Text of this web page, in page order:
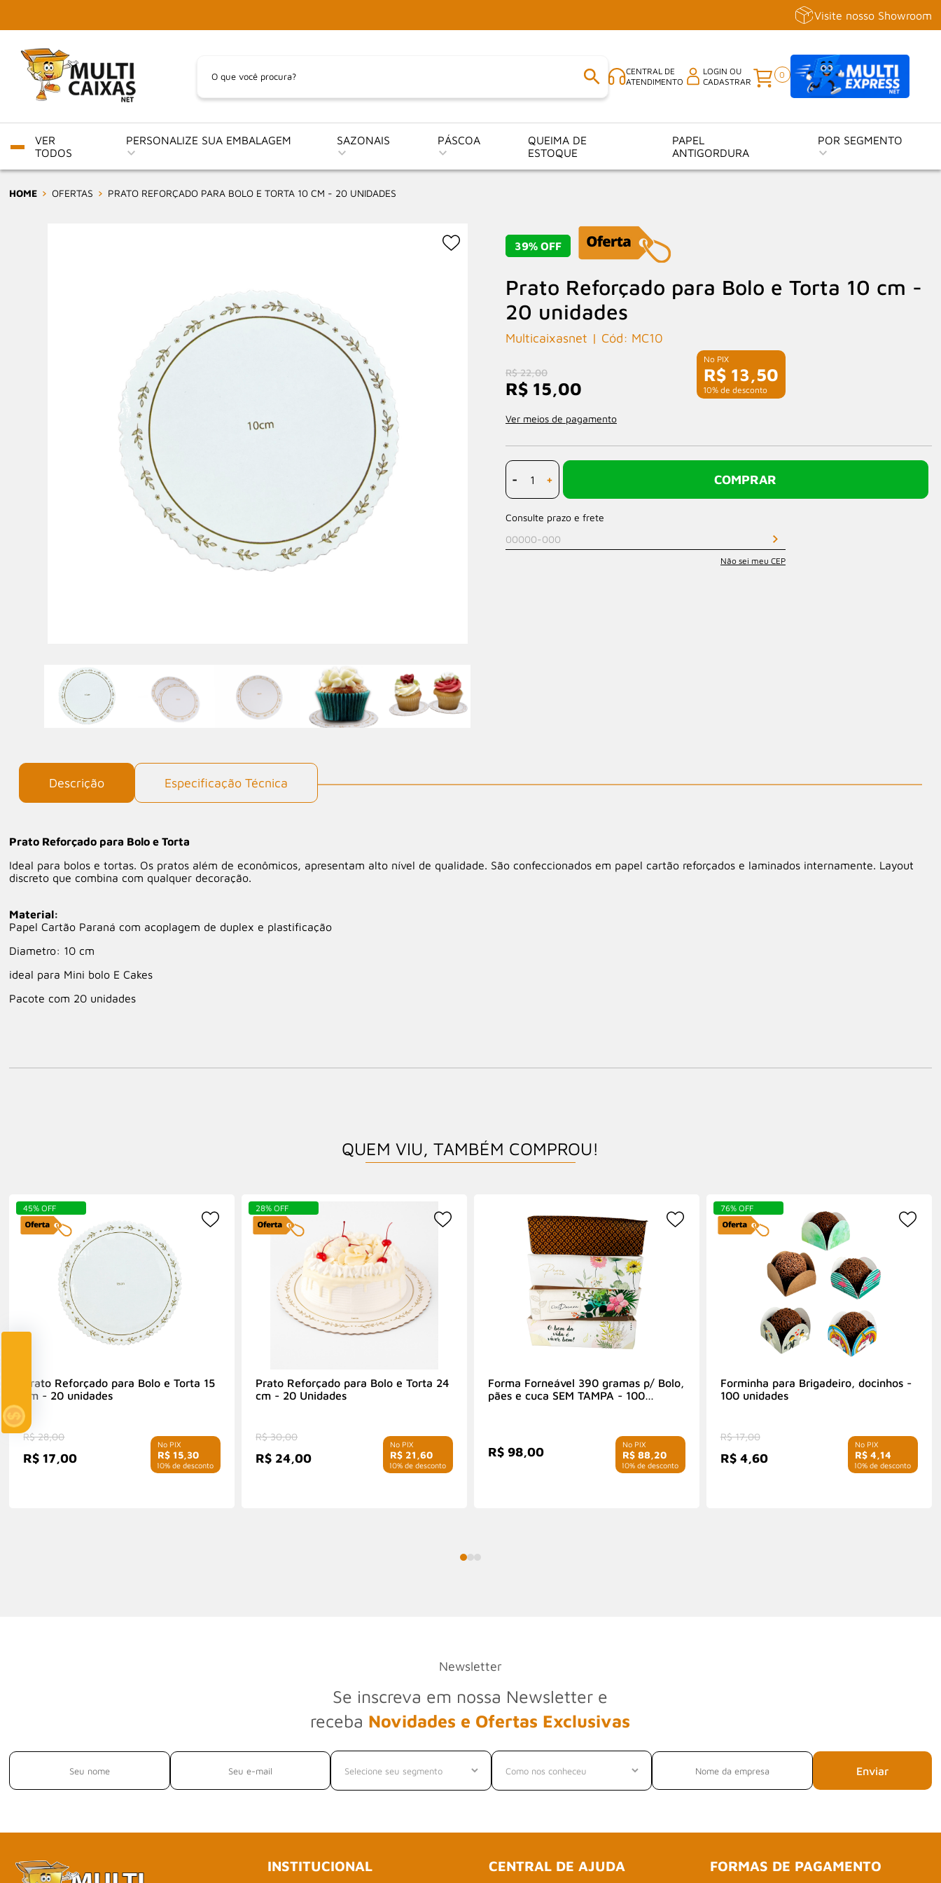
Visite nosso Showroom
CENTRAL DE
ATENDIMENTO
LOGIN OU
CADASTRAR
0
VER
TODOS
PERSONALIZE SUA EMBALAGEM SAZONAIS PÁSCOA
QUEIMA DE
ESTOQUE
PAPEL
ANTIGORDURA
POR SEGMENTO
HOME OFERTAS PRATO REFORÇADO PARA BOLO E TORTA 10 CM - 20 UNIDADES
39% OFF
Prato Reforçado para Bolo e Torta 10 cm -
20 unidades
Multicaixasnet MC10
R$ 13,50
com 10% de desconto
R$ 22,00
R$ 15,00
Ver meios de pagamento
- + COMPRAR
Consulte prazo e frete
Não sei meu CEP
Descrição Especificação Técnica
Prato Reforçado para Bolo e Torta
Ideal para bolos e tortas. Os pratos além de econômicos, apresentam alto nível de qualidade. São confeccionados em papel cartão reforçados e laminados internamente. Layout
discreto que combina com qualquer decoração.
Material:
Papel Cartão Paraná com acoplagem de duplex e plastificação
Diametro: 10 cm
ideal para Mini bolo E Cakes
Pacote com 20 unidades
QUEM VIU, TAMBÉM COMPROU!
45% OFF
Prato Reforçado para Bolo e Torta 15
cm - 20 unidades
R$ 15,30
com 10% de desconto
R$ 28,00
R$ 17,00
28% OFF
Prato Reforçado para Bolo e Torta 24
cm - 20 Unidades
R$ 21,60
com 10% de desconto
R$ 30,00
R$ 24,00
Forma Forneável 390 gramas p/ Bolo,
pães e cuca SEM TAMPA - 100
R$ 88,20
com 10% de desconto
R$ 98,00
76% OFF
Forminha para Brigadeiro, docinhos -
100 unidades
R$ 4,14
com 10% de desconto
R$ 17,00
R$ 4,60
Newsletter
Se inscreva em nossa Newsletter e
receba Novidades e Ofertas Exclusivas
Enviar
INSTITUCIONAL CENTRAL DE AJUDA FORMAS DE PAGAMENTO